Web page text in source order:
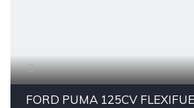
FORD PUMA 125CV